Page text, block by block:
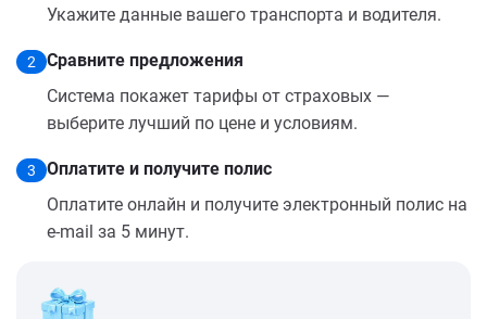
Укажите данные вашего транспорта и водителя.
2
Сравните предложения
Система покажет тарифы от страховых —
выберите лучший по цене и условиям.
3
Оплатите и получите полис
Оплатите онлайн и получите электронный полис на
e-mail за 5 минут.